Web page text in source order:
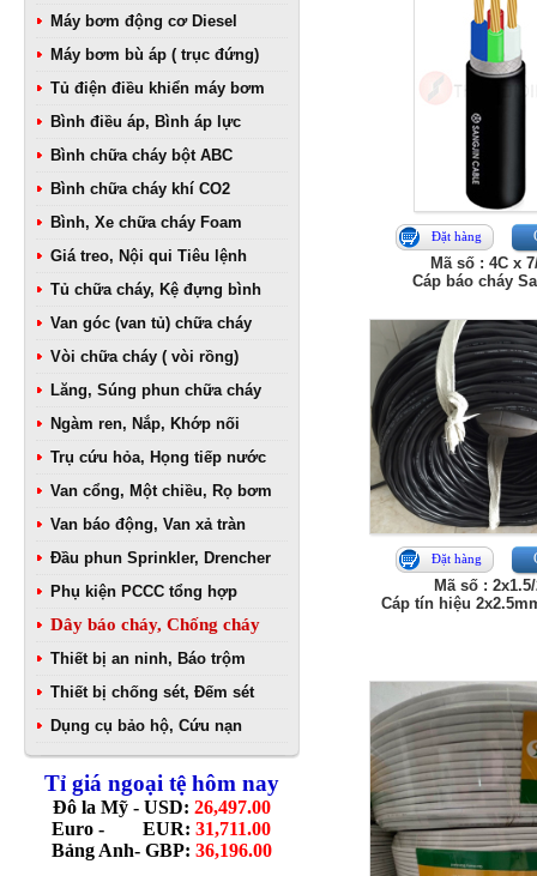
Máy bơm động cơ Diesel
Máy bơm bù áp ( trục đứng)
Tủ điện điều khiển máy bơm
Bình điều áp, Bình áp lực
Bình chữa cháy bột ABC
Bình chữa cháy khí CO2
Bình, Xe chữa cháy Foam
Giá treo, Nội qui Tiêu lệnh
Tủ chữa cháy, Kệ đựng bình
Van góc (van tủ) chữa cháy
Vòi chữa cháy ( vòi rồng)
Lăng, Súng phun chữa cháy
Ngàm ren, Nắp, Khớp nối
Trụ cứu hỏa, Họng tiếp nước
Van cổng, Một chiều, Rọ bơm
Van báo động, Van xả tràn
Đầu phun Sprinkler, Drencher
Phụ kiện PCCC tổng hợp
Dây báo cháy, Chống cháy
Thiết bị an ninh, Báo trộm
Thiết bị chống sét, Đếm sét
Dụng cụ bảo hộ, Cứu nạn
Tỉ giá ngoại tệ hôm nay
Đô la Mỹ - USD: 26,497.00
Euro - EUR: 31,711.00
Bảng Anh- GBP: 36,196.00
Đặt hàng
Mã số : 4C x
Cáp báo cháy
Đặt hàng
Mã số :
Cáp tín hiệu